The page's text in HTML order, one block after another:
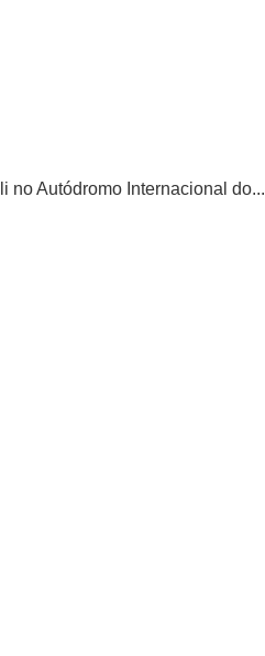
no Autódromo Internacional do...